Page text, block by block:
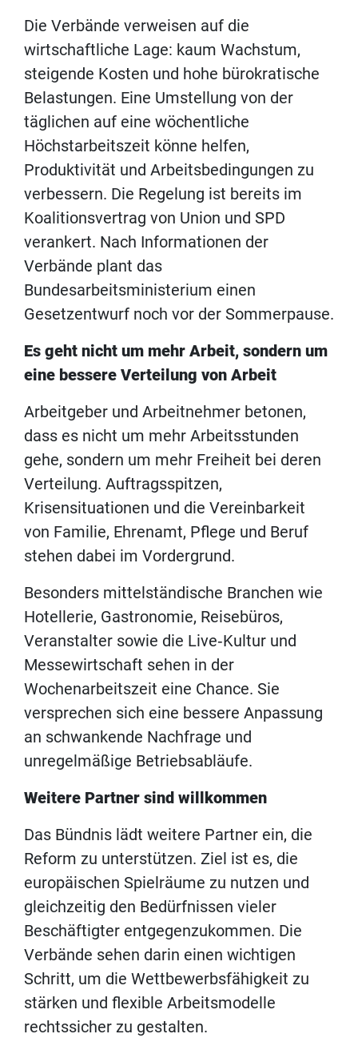
Die Verbände verweisen auf die
wirtschaftliche Lage: kaum Wachstum,
steigende Kosten und hohe bürokratische
Belastungen. Eine Umstellung von der
täglichen auf eine wöchentliche
Höchstarbeitszeit könne helfen,
Produktivität und Arbeitsbedingungen zu
verbessern. Die Regelung ist bereits im
Koalitionsvertrag von Union und SPD
verankert. Nach Informationen der
Verbände plant das
Bundesarbeitsministerium einen
Gesetzentwurf noch vor der Sommerpause.
Es geht nicht um mehr Arbeit, sondern um
eine bessere Verteilung von Arbeit
Arbeitgeber und Arbeitnehmer betonen,
dass es nicht um mehr Arbeitsstunden
gehe, sondern um mehr Freiheit bei deren
Verteilung. Auftragsspitzen,
Krisensituationen und die Vereinbarkeit
von Familie, Ehrenamt, Pflege und Beruf
stehen dabei im Vordergrund.
Besonders mittelständische Branchen wie
Hotellerie, Gastronomie, Reisebüros,
Veranstalter sowie die Live‑Kultur und
Messewirtschaft sehen in der
Wochenarbeitszeit eine Chance. Sie
versprechen sich eine bessere Anpassung
an schwankende Nachfrage und
unregelmäßige Betriebsabläufe.
Weitere Partner sind willkommen
Das Bündnis lädt weitere Partner ein, die
Reform zu unterstützen. Ziel ist es, die
europäischen Spielräume zu nutzen und
gleichzeitig den Bedürfnissen vieler
Beschäftigter entgegenzukommen. Die
Verbände sehen darin einen wichtigen
Schritt, um die Wettbewerbsfähigkeit zu
stärken und flexible Arbeitsmodelle
rechtssicher zu gestalten.